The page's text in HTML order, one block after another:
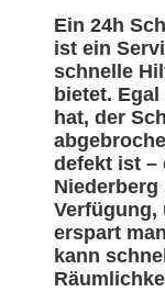
Ein 24h
ist ein
schnelle
bietet.
hat, der
defekt ist –
Verfügung,
erspart
kann